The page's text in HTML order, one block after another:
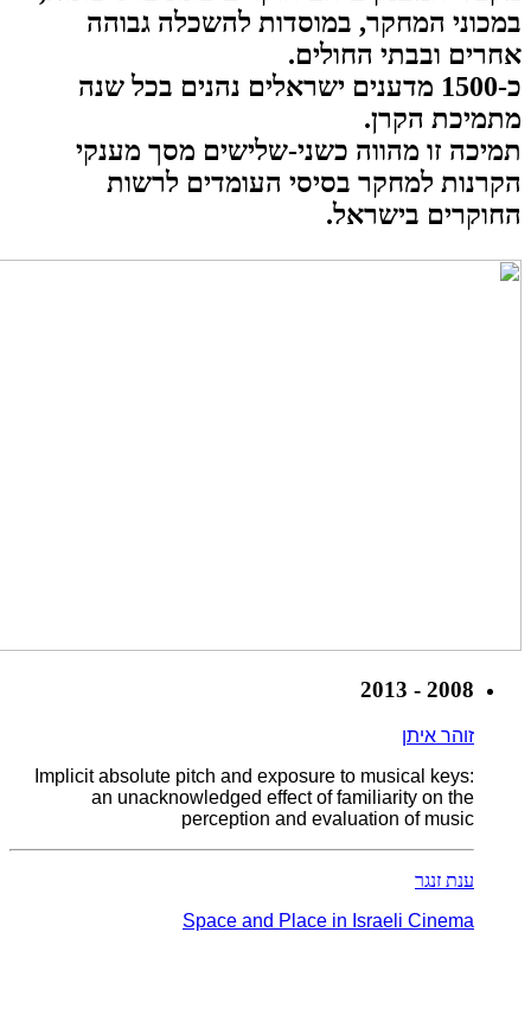
במכוני המחקר, במוסדות להשכלה גבוהה
אחרים ובבתי החולים.
כ-1500 מדענים ישראלים נהנים בכל שנה
מתמיכת הקרן.
תמיכה זו מהווה כשני-שלישים מסך מענקי
הקרנות למחקר בסיסי העומדים לרשות
החוקרים בישראל.
2008 - 2013
זוהר איתן
Implicit absolute pitch and exposure to musical keys:
an unacknowledged effect of familiarity on the
perception and evaluation of music
ענת זנגר
Space and Place in Israeli Cinema